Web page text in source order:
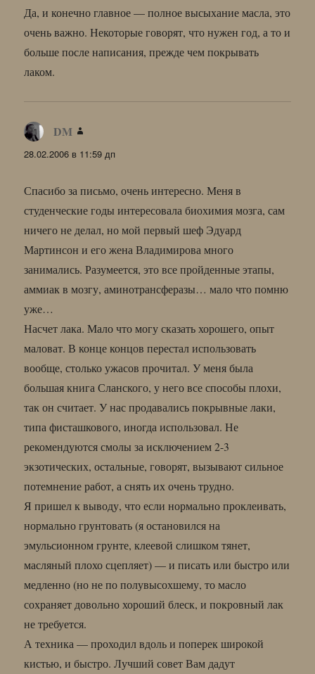
Да, и конечно главное — полное высыхание масла, это
очень важно. Некоторые говорят, что нужен год, а то и
больше после написания, прежде чем покрывать
лаком.
DM
28.02.2006 в 11:59 дп
Спасибо за письмо, очень интересно. Меня в
студенческие годы интересовала биохимия мозга, сам
ничего не делал, но мой первый шеф Эдуард
Мартинсон и его жена Владимирова много
занимались. Разумеется, это все пройденные этапы,
аммиак в мозгу, аминотрансферазы… мало что помню
уже…
Насчет лака. Мало что могу сказать хорошего, опыт
маловат. В конце концов перестал использовать
вообще, столько ужасов прочитал. У меня была
большая книга Сланского, у него все способы плохи,
так он считает. У нас продавались покрывные лаки,
типа фисташкового, иногда использовал. Не
рекомендуются смолы за исключением 2-3
экзотических, остальные, говорят, вызывают сильное
потемнение работ, а снять их очень трудно.
Я пришел к выводу, что если нормально проклеивать,
нормально грунтовать (я остановился на
эмульсионном грунте, клеевой слишком тянет,
масляный плохо сцепляет) — и писать или быстро или
медленно (но не по полувысохшему, то масло
сохраняет довольно хороший блеск, и покровный лак
не требуется.
А техника — проходил вдоль и поперек широкой
кистью, и быстро. Лучший совет Вам дадут